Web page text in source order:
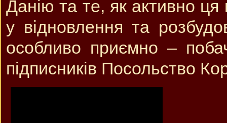
Данію та те, як активно ця
у відновлення та
особливо приємно –
підписників Посольство